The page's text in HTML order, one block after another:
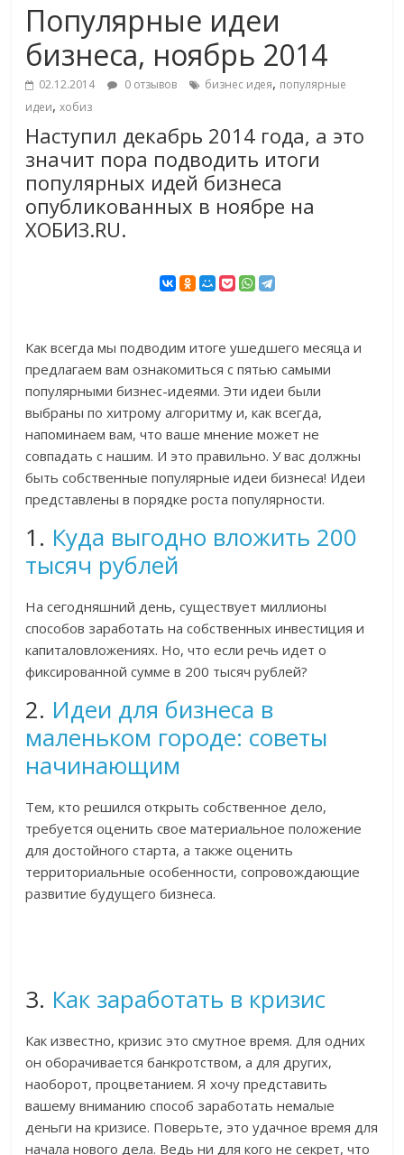
Популярные идеи
бизнеса, ноябрь 2014
02.12.2014 0 отзывов бизнес идея, популярные
идеи,хобиз
Наступил декабрь 2014 года, а это
значит пора подводить итоги
популярных идей бизнеса
опубликованных в ноябре на
ХОБИЗ.RU.
Как всегда мы подводим итоге ушедшего месяца и
предлагаем вам ознакомиться с пятью самыми
популярными бизнес-идеями. Эти идеи были
выбраны по хитрому алгоритму и, как всегда,
напоминаем вам, что ваше мнение может не
совпадать с нашим. И это правильно. У вас должны
быть собственные популярные идеи бизнеса! Идеи
представлены в порядке роста популярности.
1. Куда выгодно вложить 200
тысяч рублей
На сегодняшний день, существует миллионы
способов заработать на собственных инвестиция и
капиталовложениях. Но, что если речь идет о
фиксированной сумме в 200 тысяч рублей?
2. Идеи для бизнеса в
маленьком городе: советы
начинающим
Тем, кто решился открыть собственное дело,
требуется оценить свое материальное положение
для достойного старта, а также оценить
территориальные особенности, сопровождающие
развитие будущего бизнеса.
3. Как заработать в кризис
Как известно, кризис это смутное время. Для одних
он оборачивается банкротством, а для других,
наоборот, процветанием. Я хочу представить
вашему вниманию способ заработать немалые
деньги на кризисе. Поверьте, это удачное время для
начала нового дела. Ведь ни для кого не секрет, что